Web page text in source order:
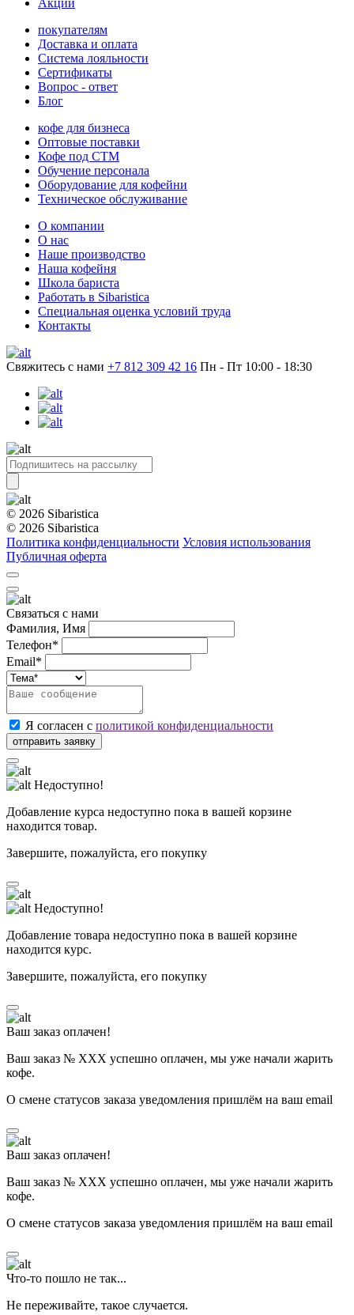
покупателям
Доставка и оплата
Система лояльности
Сертификаты
Вопрос - ответ
Блог
кофе для бизнеса
Оптовые поставки
Кофе под СТМ
Обучение персонала
Оборудование для кофейни
Техническое обслуживание
О компании
О нас
Наше производство
Наша кофейня
Школа бариста
Работать в Sibaristica
Специальная оценка условий труда
Контакты
Свяжитесь с нами +7 812 309 42 16 Пн - Пт 10:00 - 18:30
© 2026 Sibaristica
© 2026 Sibaristica
Политика конфиденциальности Условия использования
Публичная оферта
Связаться с нами
Фамилия, Имя
Телефон*
Email*
Я согласен с политикой конфиденциальности
Недоступно!
Добавление курса недоступно пока в вашей корзине
находится товар.
Завершите, пожалуйста, его покупку
Недоступно!
Добавление товара недоступно пока в вашей корзине
находится курс.
Завершите, пожалуйста, его покупку
Ваш заказ оплачен!
Ваш заказ № ХХХ успешно оплачен, мы уже начали жарить
кофе.
О смене статусов заказа уведомления пришлём на ваш email
Ваш заказ оплачен!
Ваш заказ № ХХХ успешно оплачен, мы уже начали жарить
кофе.
О смене статусов заказа уведомления пришлём на ваш email
Что-то пошло не так...
Не переживайте, такое случается.